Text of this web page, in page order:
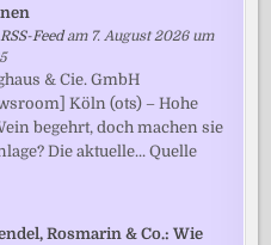
RSS-Feedam 7. August 2026 um
& Cie. GmbH
Köln (ots) – Hohe
begehrt, doch machen sie
Die aktuelle... Quelle
Rosmarin & Co.: Wie